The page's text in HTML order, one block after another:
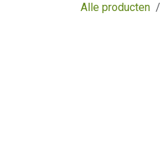
Alle producten